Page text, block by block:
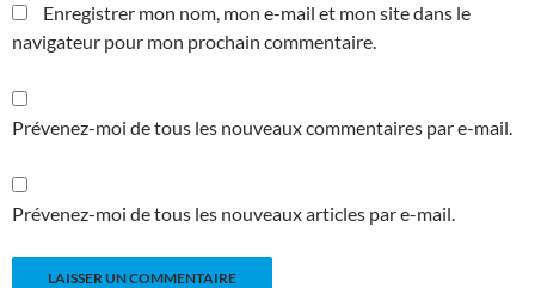
Enregistrer mon nom, mon e-mail et mon site dans le
navigateur pour mon prochain commentaire.
Prévenez-moi de tous les nouveaux commentaires par e-mail.
Prévenez-moi de tous les nouveaux articles par e-mail.